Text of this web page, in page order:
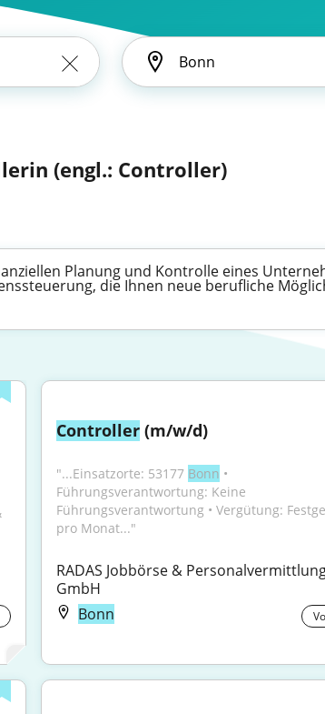
(engl.: Controller)
Planung und Kontrolle eines
die Ihnen neue berufliche
Controller (m/w/d)
"...Einsatzorte: 53177 Bonn •
Führungsverantwortung: Keine
Führungsverantwortung • Vergütung:
pro Monat..."
RADAS Jobbörse &
GmbH
Bonn